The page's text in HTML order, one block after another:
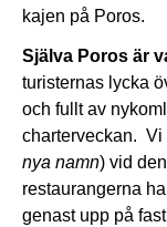
kajen på Poros.
Själva Poros är
turisternas lycka
och fullt av
charterveckan. Vi
nya namn) vid
restaurangerna
genast upp på